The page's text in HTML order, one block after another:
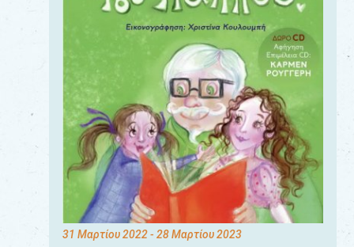
31 Μαρτίου 2022- 28 Μαρτίου 2023